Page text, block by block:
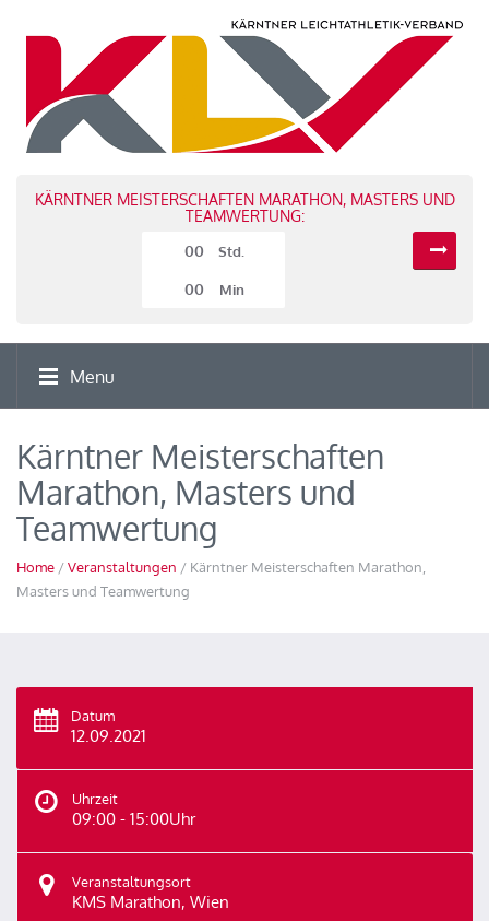
KÄRNTNER MEISTERSCHAFTEN MARATHON, MASTERS UND
TEAMWERTUNG:
00
Std.
00 Min
Menu
Kärntner Meisterschaften
Marathon, Masters und
Teamwertung
Home /Veranstaltungen / Kärntner Meisterschaften Marathon,
Masters und Teamwertung
Datum
12.09.2021
Uhrzeit
09:00 - 15:00Uhr
Veranstaltungsort
KMS Marathon, Wien